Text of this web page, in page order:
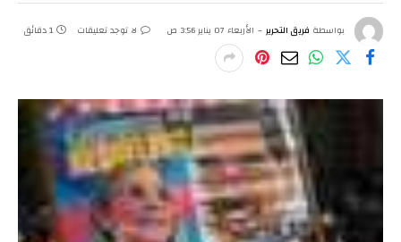
بواسطة فريق التحرير الأربعاء 07 يناير 3:56 ص لا توجد تعليقات 1 دقائق